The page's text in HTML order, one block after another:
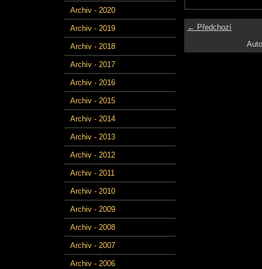
Archiv - 2020
Archiv - 2019
Archiv - 2018
Archiv - 2017
Archiv - 2016
Archiv - 2015
Archiv - 2014
Archiv - 2013
Archiv - 2012
Archiv - 2011
Archiv - 2010
Archiv - 2009
Archiv - 2008
Archiv - 2007
Archiv - 2006
← Předchozí